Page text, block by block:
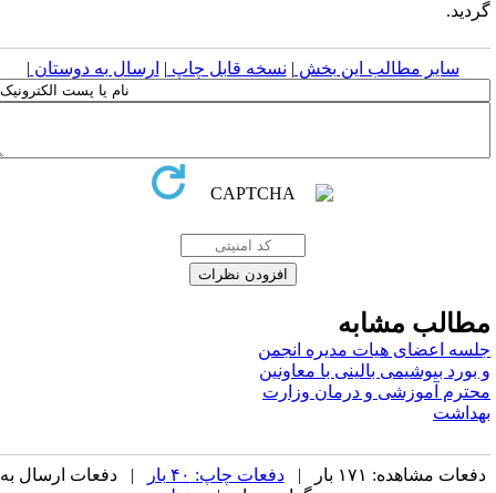
سایر مطالب این بخش | نسخه قابل چاپ| ارسال به دوستان|
مشابه
اعضای هیات مدیره انجمن
بورد بیوشیمی بالینی با معاونین
آموزشی و درمان وزارت
دفعات مشاهده: ۱۷۱ بار | دفعات چاپ: ۴۰ بار
| دفعات ارسال به